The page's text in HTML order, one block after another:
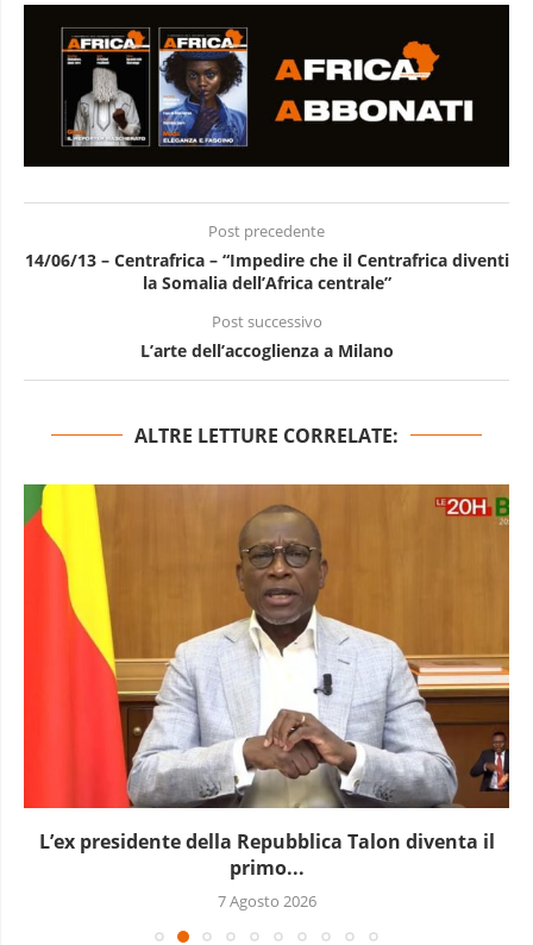
Post precedente
14/06/13 – Centrafrica – “Impedire che il Centrafrica diventi
la Somalia dell’Africa centrale”
Post successivo
L’arte dell’accoglienza a Milano
ALTRE LETTURE CORRELATE:
L’ex presidente della Repubblica Talon diventa il
primo...
7 Agosto 2026